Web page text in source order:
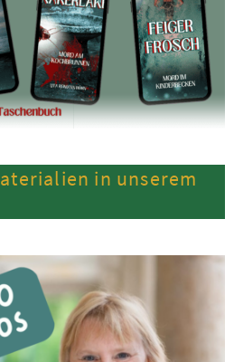
in unserem